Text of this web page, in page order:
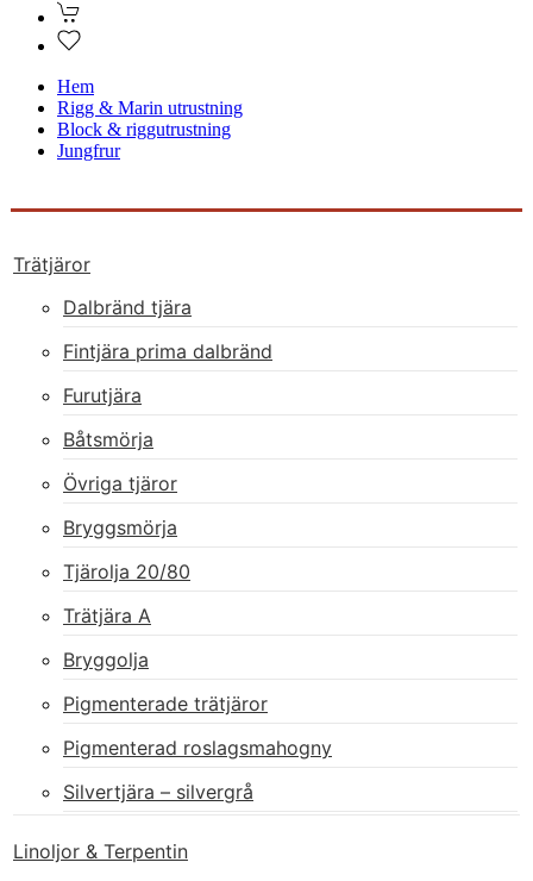
Hem
Rigg & Marin utrustning
Block & riggutrustning
Jungfrur
Trätjäror
Dalbränd tjära
Fintjära prima dalbränd
Furutjära
Båtsmörja
Övriga tjäror
Bryggsmörja
Tjärolja 20/80
Trätjära A
Bryggolja
Pigmenterade trätjäror
Pigmenterad roslagsmahogny
Silvertjära – silvergrå
Linoljor & Terpentin